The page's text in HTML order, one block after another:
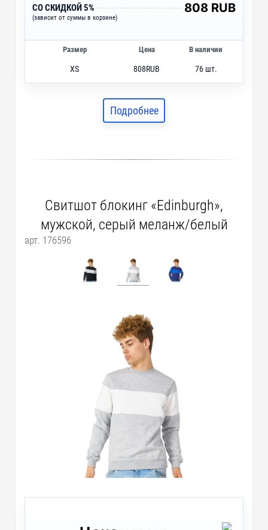
СО СКИДКОЙ 5%
(зависит от суммы в корзине)
808 RUB
Размер Цена В наличии
XS 808RUB
76 шт.
808RUB
808RUB
2XL
808RUB
349 шт.
Подробнее
Свитшот блокинг «Edinburgh»,
мужской, серый меланж/белый
арт. 176596